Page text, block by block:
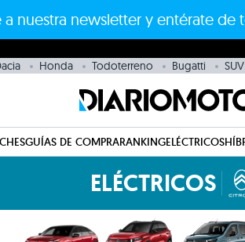
a nuestra newsletter y entérate de
Honda Todoterreno Bugatti SUV
GUÍAS DE COMPRARANKINGELÉCTRICOS
ELÉCTRICOS